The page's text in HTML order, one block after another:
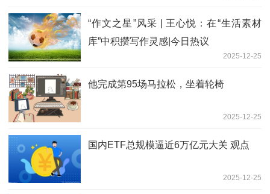
“作文之星”风采 | 王心悦：在“生活素材
库”中积攒写作灵感|今日热议
2025-12-25
他完成第95场马拉松，坐着轮椅
2025-12-25
国内ETF总规模逼近6万亿元大关 观点
2025-12-25